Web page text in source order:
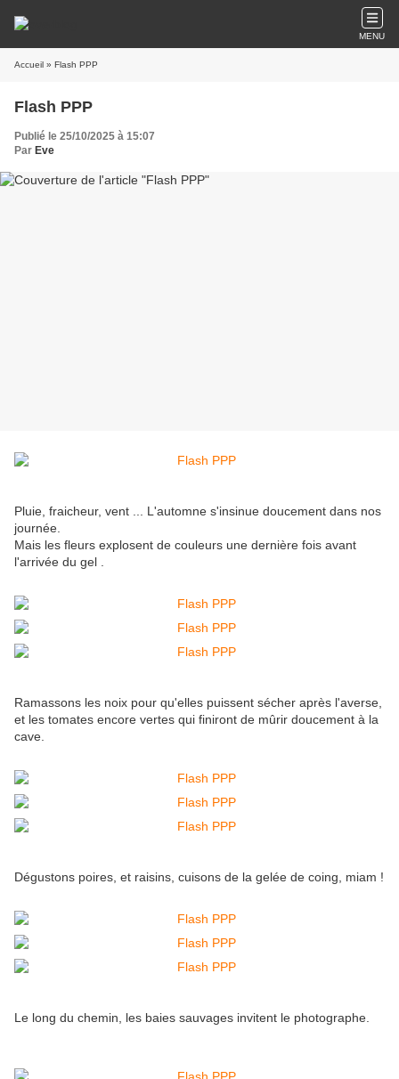
MENU
Accueil » Flash PPP
Flash PPP
Publié le 25/10/2025 à 15:07
Par Eve
Pluie, fraicheur, vent ... L'automne s'insinue doucement dans nos
journée.
Mais les fleurs explosent de couleurs une dernière fois avant
l'arrivée du gel .
Ramassons les noix pour qu'elles puissent sécher après l'averse,
et les tomates encore vertes qui finiront de mûrir doucement à la
cave.
Dégustons poires, et raisins, cuisons de la gelée de coing, miam !
Le long du chemin, les baies sauvages invitent le photographe.